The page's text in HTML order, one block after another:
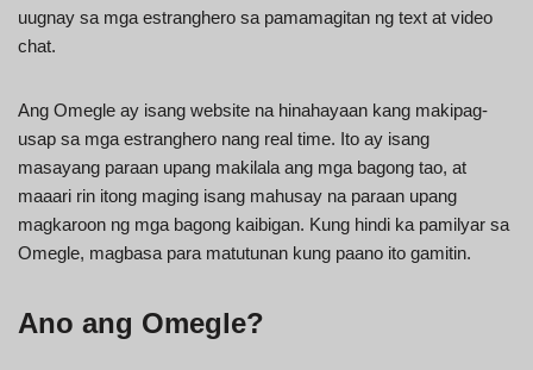
uugnay sa mga estranghero sa pamamagitan ng text at video
chat.
Ang Omegle ay isang website na hinahayaan kang makipag-
usap sa mga estranghero nang real time. Ito ay isang
masayang paraan upang makilala ang mga bagong tao, at
maaari rin itong maging isang mahusay na paraan upang
magkaroon ng mga bagong kaibigan. Kung hindi ka pamilyar sa
Omegle, magbasa para matutunan kung paano ito gamitin.
Ano ang Omegle?